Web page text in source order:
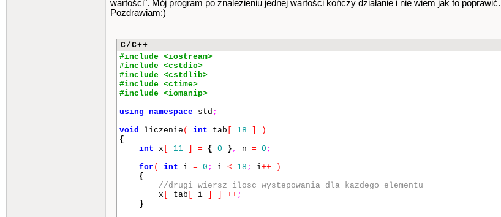
wartości". Mój program po znalezieniu jednej wartości kończy działanie i nie wiem jak to poprawić.
Pozdrawiam:)
C/C++
#include <iostream>
#include <cstdio>
#include <cstdlib>
#include <ctime>
#include <iomanip>
using namespace std ;
void liczenie ( int tab 18
)
{
int x 11 = { 0 } , n = 0 ;
for ( int i = 0 ; i < 18 ; i++
)
{
//drugi wiersz ilosc wystepowania dla kazdego elementu
x
tab i ++ ;
}